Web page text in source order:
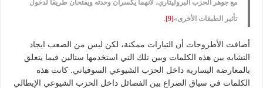
مع جوهر الحزب البروليتاري، لأنهما يكسران وحدته ويفتحان طريقا لدخول
تأثير الطبقات الأخرى»[9]
.
أضافت الأطروحات أن التيارات ممكنة، لكن ليس من الصعب ايجاد
التشابه بين هذه الكلمات وبين تلك التي استخدمها ستالين فيما يتعلق
بالمعارضة اليسارية داخل الحزب الشيوعي السوفياتي. كانت هذه
الكلمات في سياق الصراع بين الفصائل داخل الحزب الشيوعي الإيطالي